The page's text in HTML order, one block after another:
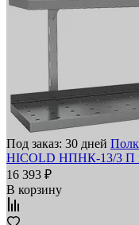
Под заказ: 30 дней
HICOLD НПНК-13/3 П
16 393 ₽
В корзину